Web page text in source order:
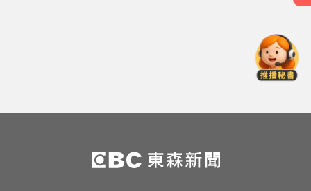
慈濟10億
Google人工智慧部門高層人事大地
震 股價重挫4%